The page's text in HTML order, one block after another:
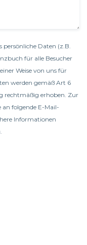
persönliche Daten (z.B.
für alle Besucher
Weise von uns für
werden gemäß Art 6
rechtmäßig erhoben. Zur
an folgende E-Mail-
Informationen
.